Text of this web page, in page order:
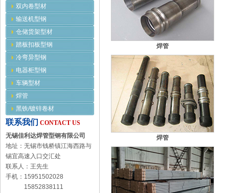
双内卷型材
输送机型钢
仓储货架型材
踏板扣板型钢
冷弯异型钢
电器柜型钢
车辆型材
焊管
黑铁/镀锌卷材
联系我们 CONTACT US
无锡佳利达焊管型钢有限公司
地址：无锡市钱桥镇江海西路与
锡宜高速入口交汇处
联系人：王先生
手机：15951502028
15852838111
焊管
焊管